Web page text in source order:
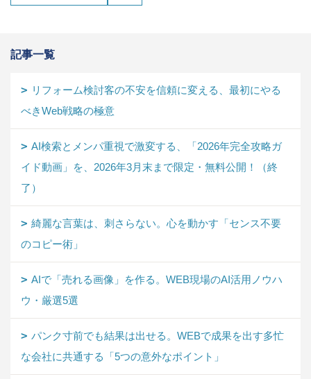
記事一覧
リフォーム検討客の不安を信頼に変える、最初にやる
べきWeb戦略の極意
AI検索とメンパ重視で激変する、「2026年完全攻略ガ
イド動画」を、2026年3月末まで限定・無料公開！（終
了）
綺麗な言葉は、刺さらない。心を動かす「センス不要
のコピー術」
AIで「売れる画像」を作る。WEB現場のAI活用ノウハ
ウ・厳選5選
パンク寸前でも結果は出せる。WEBで成果を出す多忙
な会社に共通する「5つの意外なポイント」